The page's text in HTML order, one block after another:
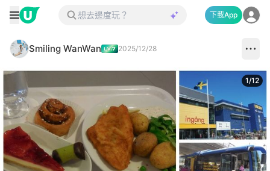
下載App
Smiling WanWan 2025/12/28
1/12